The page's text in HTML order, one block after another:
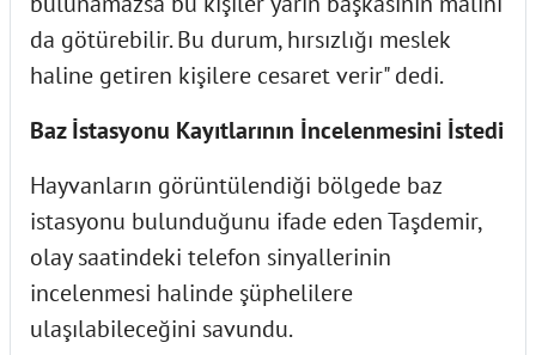
da götürebilir. Bu durum, hırsızlığı meslek
haline getiren kişilere cesaret verir" dedi.
Baz İstasyonu Kayıtlarının İncelenmesini İstedi
Hayvanların görüntülendiği bölgede baz
istasyonu bulunduğunu ifade eden Taşdemir,
olay saatindeki telefon sinyallerinin
incelenmesi halinde şüphelilere
ulaşılabileceğini savundu.